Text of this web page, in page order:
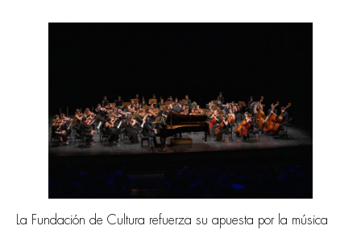
La Fundación de Cultura refuerza su apuesta por la música